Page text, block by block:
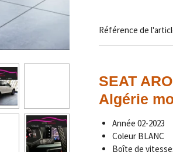
Référence de
SEAT
Algérie
Année 02-2023
Coleur BLANC
Boîte de